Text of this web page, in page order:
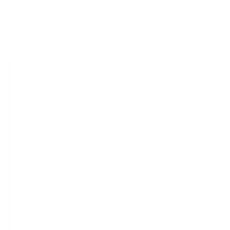
aan u uit. Vraag nu vrijblijvend uw Private Lease offerte aan voor
en wij denken graag met u mee. U kunt met al uw
verzekerd van mobiliteit.
naar specificaties van deze auto.